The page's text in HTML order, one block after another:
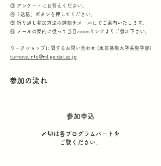
③ アンケートにお答えください。
④「送信」ボタンを押してください。
⑤ 折り返し参加方法の詳細をメールにてご案内いたします。
⑥ メールの案内に従って当日zoomリンクよりご参加下さい。
ワークショップに関するお問い合わせ (東京藝術大学美術学部)
turnote.info@ml.geidai.ac.jp
参加の流れ
参加申込
〆切は各プログラムパートを
ご覧ください。